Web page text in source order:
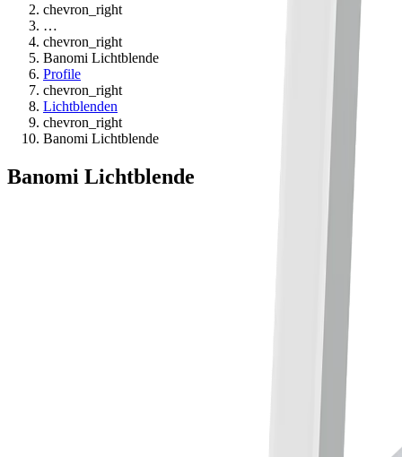
chevron_right
…
chevron_right
Banomi Lichtblende
Profile
chevron_right
Lichtblenden
chevron_right
Banomi Lichtblende
Banomi Lichtblende